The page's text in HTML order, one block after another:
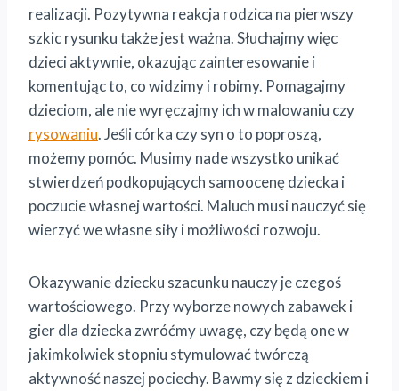
realizacji. Pozytywna reakcja rodzica na pierwszy
szkic rysunku także jest ważna. Słuchajmy więc
dzieci aktywnie, okazując zainteresowanie i
komentując to, co widzimy i robimy. Pomagajmy
dzieciom, ale nie wyręczajmy ich w malowaniu czy
rysowaniu. Jeśli córka czy syn o to poproszą,
możemy pomóc. Musimy nade wszystko unikać
stwierdzeń podkopujących samoocenę dziecka i
poczucie własnej wartości. Maluch musi nauczyć się
wierzyć we własne siły i możliwości rozwoju.
Okazywanie dziecku szacunku nauczy je czegoś
wartościowego. Przy wyborze nowych zabawek i
gier dla dziecka zwróćmy uwagę, czy będą one w
jakimkolwiek stopniu stymulować twórczą
aktywność naszej pociechy. Bawmy się z dzieckiem i